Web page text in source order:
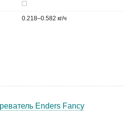
0.218–0.582 кг/ч
Enders Fancy